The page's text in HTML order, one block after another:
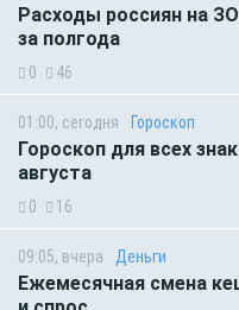
Расходы россиян на
за полгода
0 46
01:00, сегодня Гороскоп
Гороскоп для всех
августа
0 16
09:05, вчера Деньги
Ежемесячная смена